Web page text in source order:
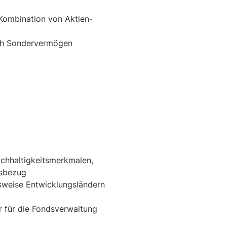
von Aktien-
Sondervermögen
Entwicklungsländern
für die Fondsverwaltung